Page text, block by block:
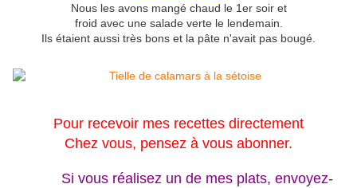
Nous les avons mangé chaud le 1er soir et
froid avec une salade verte le lendemain.
Ils étaient aussi très bons et la pâte n'avait pas bougé.
Pour recevoir mes recettes directement
Chez vous, pensez à vous abonner.
Si vous réalisez un de mes plats, envoyez-